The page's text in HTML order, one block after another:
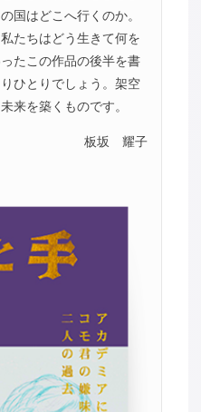
国はどこへ行くのか。
たちはどう生きて何を
たこの作品の後半を書
ひとりでしょう。架空
来を築くものです。
板坂 耀子